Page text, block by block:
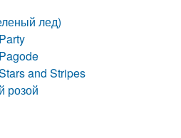
лед)
and Stripes
розой